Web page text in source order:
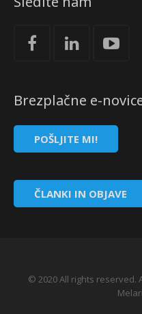
Brezplačne e-
POŠLJITE MI!
ČLANKI IN OBJAVE
© 2020 All rights reserved.